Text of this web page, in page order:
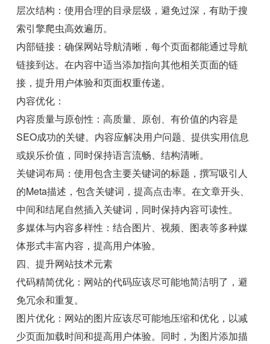
层次结构：使用合理的目录层级，避免过深，有助于搜
索引擎爬虫高效遍历。
内部链接：确保网站导航清晰，每个页面都能通过导航
链接到达。在内容中适当添加指向其他相关页面的链
接，提升用户体验和页面权重传递。
内容优化：
内容质量与原创性：高质量、原创、有价值的内容是
SEO成功的关键。内容应解决用户问题、提供实用信息
或娱乐价值，同时保持语言流畅、结构清晰。
关键词布局：使用包含主要关键词的标题，撰写吸引人
的Meta描述，包含关键词，提高点击率。在文章开头、
中间和结尾自然插入关键词，同时保持内容可读性。
多媒体与内容多样性：结合图片、视频、图表等多种媒
体形式丰富内容，提高用户体验。
四、提升网站技术元素
代码精简优化：网站的代码应该尽可能地简洁明了，避
免冗余和重复。
图片优化：网站的图片应该尽可能地压缩和优化，以减
少页面加载时间和提高用户体验。同时，为图片添加描